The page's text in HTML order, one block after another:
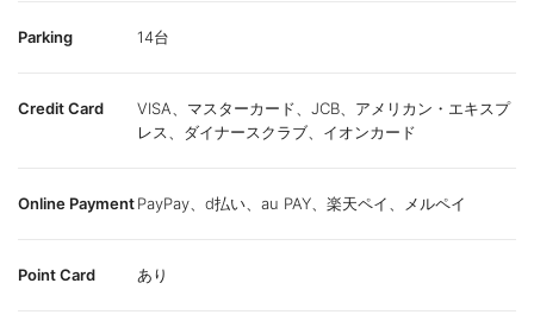
Parking 14台
Credit Card
VISA、マスターカード、JCB、アメリカン・エキスプ
レス、ダイナースクラブ、イオンカード
Online PaymentPayPay、d払い、au PAY、楽天ペイ、メルペイ
Point Card あり